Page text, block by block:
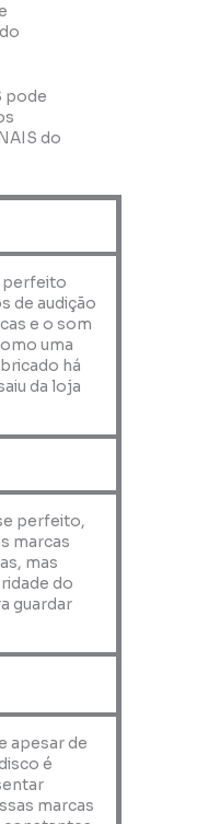
pode
do
perfeito
de audição
e o som
uma
há
da loja
perfeito,
marcas
mas
do
guardar
apesar de
é
marcas